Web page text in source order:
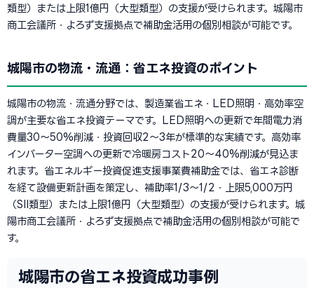
類型）または上限1億円（大型類型）の支援が受けられます。城陽市
商工会議所・よろず支援拠点で補助金活用の個別相談が可能です。
城陽市の物流・流通：省エネ投資のポイント
城陽市の物流・流通分野では、製造業省エネ・LED照明・高効率空
調が主要な省エネ投資テーマです。LED照明への更新で年間電力消
費量30〜50%削減・投資回収2〜3年が標準的な実績です。高効率
インバーター空調への更新で冷暖房コスト20〜40%削減が見込ま
れます。省エネルギー投資促進支援事業費補助金では、省エネ診断
を経て設備更新計画を策定し、補助率1/3〜1/2・上限5,000万円
（SII類型）または上限1億円（大型類型）の支援が受けられます。城
陽市商工会議所・よろず支援拠点で補助金活用の個別相談が可能で
す。
城陽市の省エネ投資成功事例